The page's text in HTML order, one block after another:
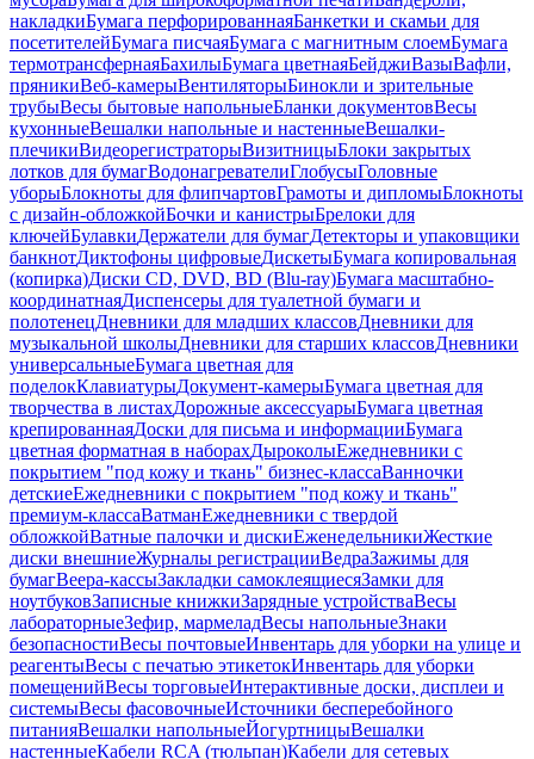
накладкиБумага перфорированнаяБанкетки и скамьи для
посетителейБумага писчаяБумага с магнитным слоемБумага
термотрансфернаяБахилыБумага цветнаяБейджиВазыВафли,
пряникиВеб-камерыВентиляторыБинокли и зрительные
трубыВесы бытовые напольныеБланки документовВесы
кухонныеВешалки напольные и настенныеВешалки-
плечикиВидеорегистраторыВизитницыБлоки закрытых
лотков для бумагВодонагревателиГлобусыГоловные
уборыБлокноты для флипчартовГрамоты и дипломыБлокноты
с дизайн-обложкойБочки и канистрыБрелоки для
ключейБулавкиДержатели для бумагДетекторы и упаковщики
банкнотДиктофоны цифровыеДискетыБумага копировальная
(копирка)Диски CD, DVD, BD (Blu-ray)Бумага масштабно-
координатнаяДиспенсеры для туалетной бумаги и
полотенецДневники для младших классовДневники для
музыкальной школыДневники для старших классовДневники
универсальныеБумага цветная для
поделокКлавиатурыДокумент-камерыБумага цветная для
творчества в листахДорожные аксессуарыБумага цветная
крепированнаяДоски для письма и информацииБумага
цветная форматная в наборахДыроколыЕжедневники с
покрытием "под кожу и ткань" бизнес-классаВанночки
детскиеЕжедневники с покрытием "под кожу и ткань"
премиум-классаВатманЕжедневники с твердой
обложкойВатные палочки и дискиЕженедельникиЖесткие
диски внешниеЖурналы регистрацииВедраЗажимы для
бумагВеера-кассыЗакладки самоклеящиесяЗамки для
ноутбуковЗаписные книжкиЗарядные устройстваВесы
лабораторныеЗефир, мармеладВесы напольныеЗнаки
безопасностиВесы почтовыеИнвентарь для уборки на улице и
реагентыВесы с печатью этикетокИнвентарь для уборки
помещенийВесы торговыеИнтерактивные доски, дисплеи и
системыВесы фасовочныеИсточники бесперебойного
питанияВешалки напольныеЙогуртницыВешалки
настенныеКабели RCA (тюльпан)Кабели для сетевых